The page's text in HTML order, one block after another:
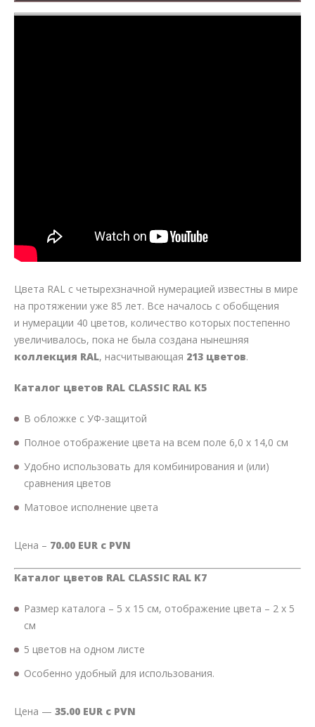
Цвета RAL с четырехзначной нумерацией известны в мире
на протяжении уже 85 лет. Все началось с обобщения
и нумерации 40 цветов, количество которых постепенно
увеличивалось, пока не была создана нынешняя
коллекция RAL, насчитывающая 213 цветов.
Каталог цветов RAL CLASSIC RAL K5
В обложке с УФ-защитой
Полное отображение цвета на всем поле 6,0 х 14,0 см
Удобно использовать для комбинирования и (или)
сравнения цветов
Матовое исполнение цвета
Цeнa – 70.00 EUR c PVN
Каталог цветов RAL CLASSIC RAL K7
Размер каталога – 5 х 15 см, отображение цвета – 2 х 5
см
5 цветов на одном листе
Особенно удобный для использования.
Цeнa — 35.00 EUR c PVN